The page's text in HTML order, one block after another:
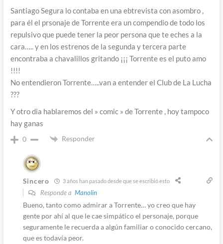
Santiago Segura lo contaba en una ebtrevista con asombro ,
para él el prsonaje de Torrente era un compendio de todo los
repulsivo que puede tener la peor persona que te eches a la
cara….. y en los estrenos de la segunda y tercera parte
encontraba a chavalillos gritando ¡¡¡ Torrente es el puto amo
!!!!
No entendieron Torrente…..van a entender el Club de La Lucha
???
Y otro dia hablaremos del » comic » de Torrente , hoy tampoco
hay ganas
0 Responder
Sincero 3 años han pasado desde que se escribió esto
Responde a Manolin
Bueno, tanto como admirar a Torrente… yo creo que hay
gente por ahí al que le cae simpático el personaje, porque
seguramente le recuerda a algún familiar o conocido cercano,
que es todavía peor.